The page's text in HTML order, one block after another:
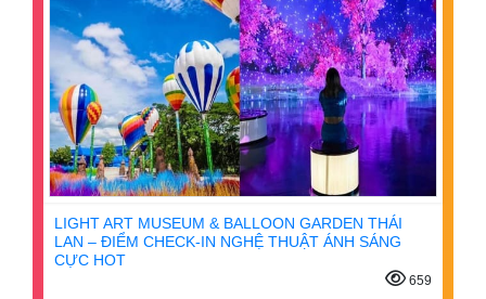
LIGHT ART MUSEUM & BALLOON GARDEN THÁI
LAN – ĐIỂM CHECK-IN NGHỆ THUẬT ÁNH SÁNG
CỰC HOT
659